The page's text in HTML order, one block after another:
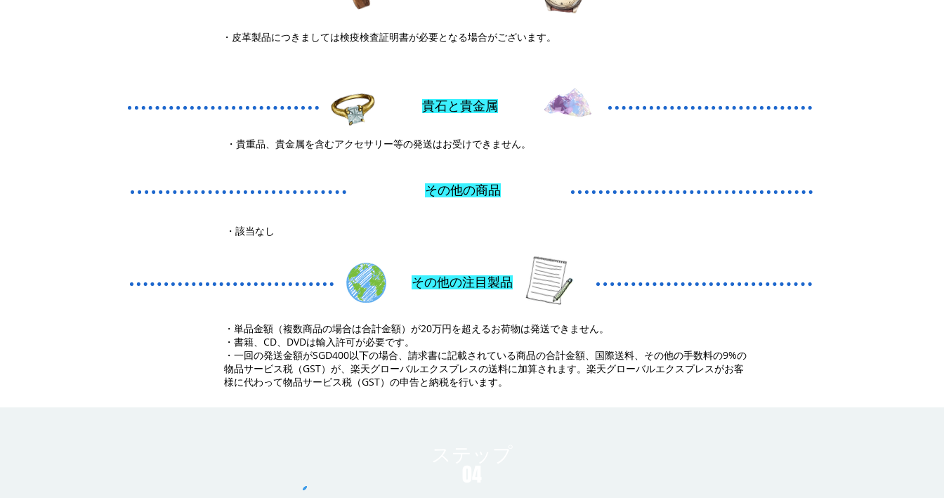
・皮革製品につきましては検疫検査証明書が必要となる場合がございます。
貴石と貴金属
・貴重品、貴金属を含むアクセサリー等の発送はお受けできません。
その他の商品
・該当なし
その他の注目製品
・単品金額（複数商品の場合は合計金額）が20万円を超えるお荷物は発送できません。
・書籍、CD、DVDは輸入許可が必要です。
・一回の発送金額がSGD400以下の場合、請求書に記載されている商品の合計金額、国際送料、その他の手数料の9%の
物品サービス税（GST）が、楽天グローバルエクスプレスの送料に加算されます。楽天グローバルエクスプレスがお客
様に代わって物品サービス税（GST）の申告と納税を行います。